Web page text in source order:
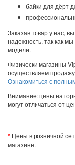
байки для дёрт
Заказав товар у нас,
надежность, так как
модели.
Физически магазины
осуществляем продажу
Ознакомиться с
Внимание: цены на
могут отличаться от
* Цены в розничной
магазине.